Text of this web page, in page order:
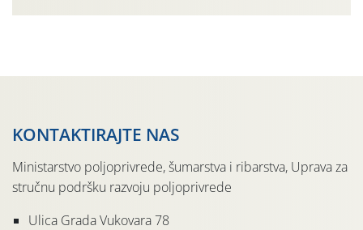
KONTAKTIRAJTE NAS
Ministarstvo poljoprivrede, šumarstva i ribarstva, Uprava za
stručnu podršku razvoju poljoprivrede
Ulica Grada Vukovara 78